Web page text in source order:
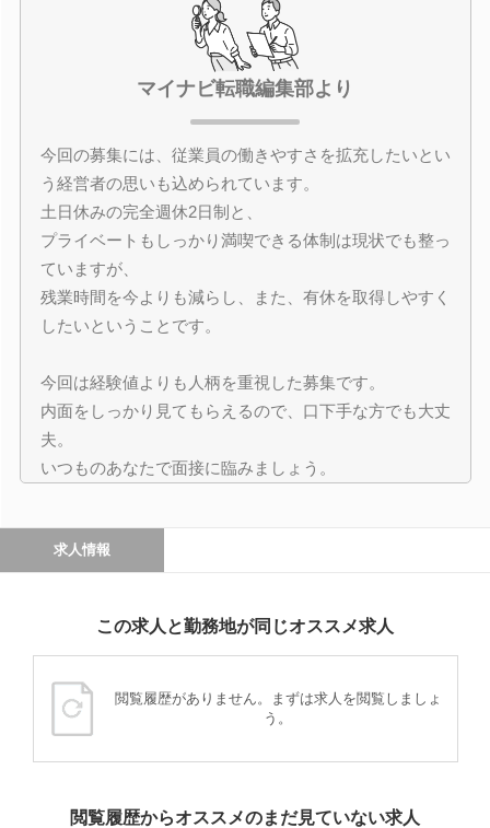
マイナビ転職編集部より
今回の募集には、従業員の働きやすさを拡充したいとい
う経営者の思いも込められています。
土日休みの完全週休2日制と、
プライベートもしっかり満喫できる体制は現状でも整っ
ていますが、
残業時間を今よりも減らし、また、有休を取得しやすく
したいということです。
今回は経験値よりも人柄を重視した募集です。
内面をしっかり見てもらえるので、口下手な方でも大丈
夫。
いつものあなたで面接に臨みましょう。
求人情報
この求人と勤務地が同じオススメ求人
閲覧履歴がありません。まずは求人を閲覧しましょ
う。
閲覧履歴からオススメのまだ見ていない求人